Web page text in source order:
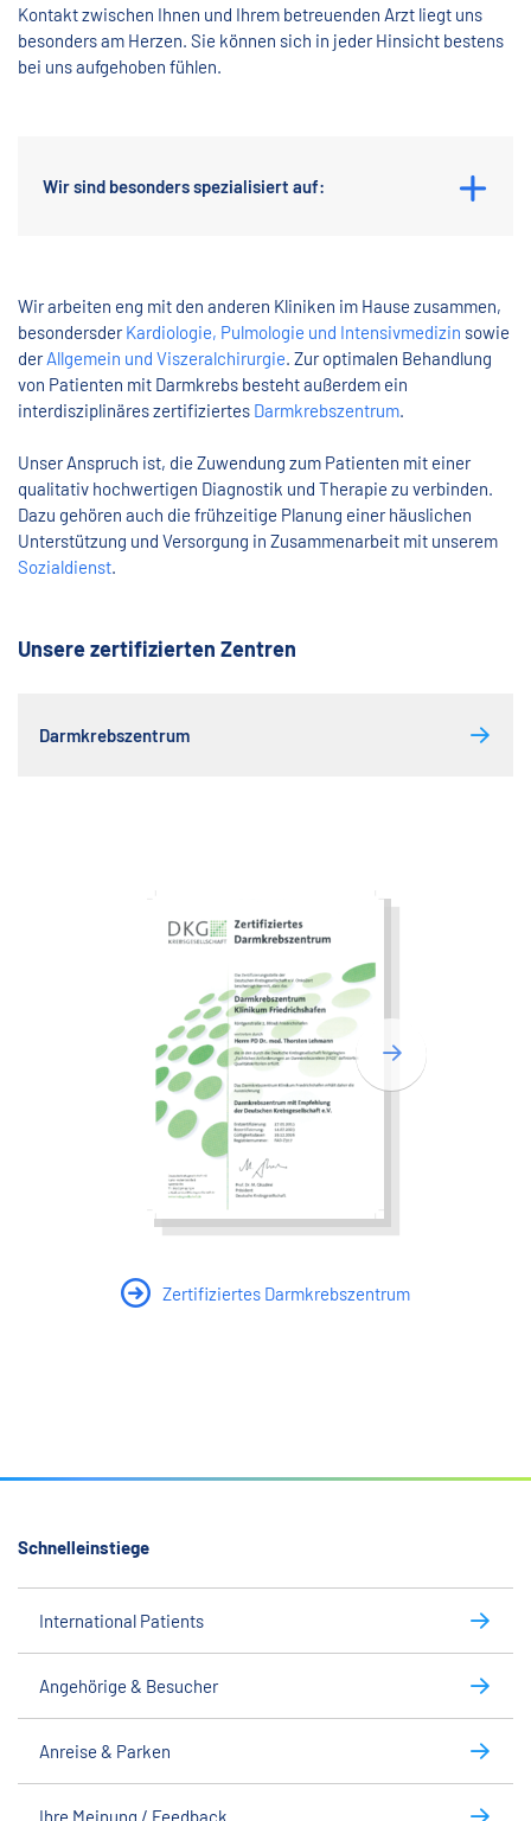
Kontakt zwischen Ihnen und Ihrem betreuenden Arzt liegt uns
besonders am Herzen. Sie können sich in jeder Hinsicht bestens
bei uns aufgehoben fühlen.
Wir sind besonders spezialisiert auf:
Wir arbeiten eng mit den anderen Kliniken im Hause zusammen,
besondersderKardiologie, Pulmologie und Intensivmedizin sowie
derAllgemein und Viszeralchirurgie . Zur optimalen Behandlung
von Patienten mit Darmkrebs besteht außerdem ein
interdisziplinäres zertifiziertes Darmkrebszentrum
Unser Anspruch ist, die Zuwendung zum Patienten mit einer
qualitativ hochwertigen Diagnostik und Therapie zu verbinden.
Dazu gehören auch die frühzeitige Planung einer häuslichen
Unterstützung und Versorgung in Zusammenarbeit mit unserem
Sozialdienst.
Unsere zertifizierten Zentren
Darmkrebszentrum
Zertifiziertes Darmkrebszentrum
Schnelleinstiege
International Patients
Angehörige & Besucher
Anreise & Parken
Ihre Meinung / Feedback